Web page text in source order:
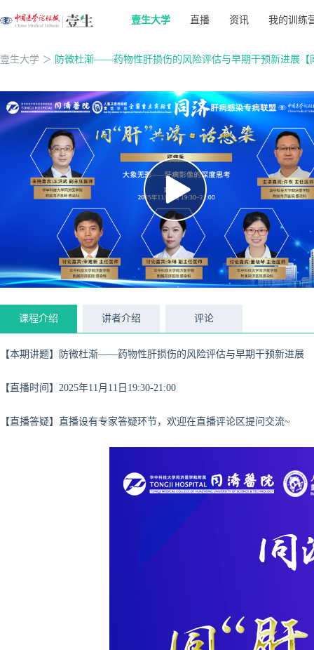
壹生大学 直播 资讯 我的训练
壹生大学 ＞ 防微杜渐——药物性肝损伤的风险评估与早期干预新进展【
课程介绍 讲者介绍 评论
【本期讲题】防微杜渐——药物性肝损伤的风险评估与早期干预新进展
【直播时间】2025年11月11日19:30-21:00
【直播答疑】直播设有专家答疑环节，欢迎在直播评论区提问交流~